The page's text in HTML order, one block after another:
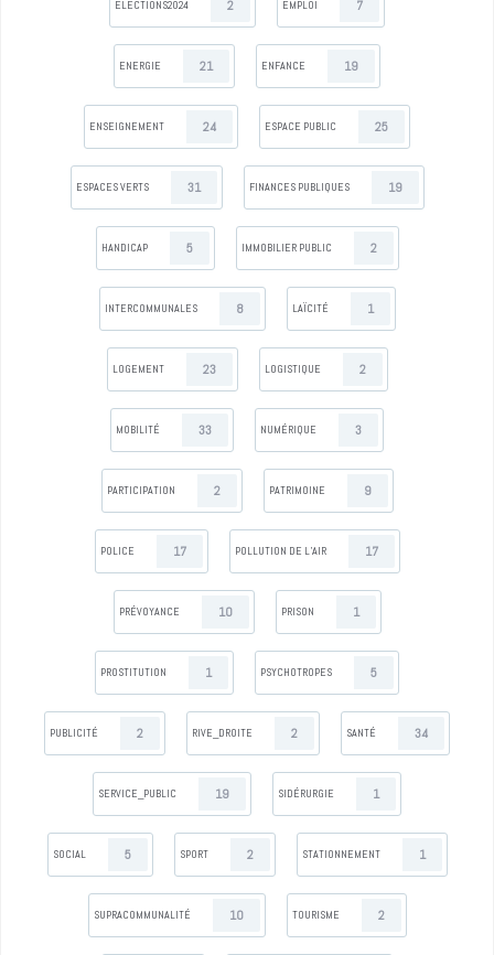
ELECTIONS2024 2 EMPLOI 7
ENERGIE 21 ENFANCE 19
ENSEIGNEMENT 24 ESPACE PUBLIC 25
ESPACES VERTS 31 FINANCES PUBLIQUES 19
HANDICAP 5 IMMOBILIER PUBLIC 2
INTERCOMMUNALES 8 LAÏCITÉ 1
LOGEMENT 23 LOGISTIQUE 2
MOBILITÉ 33 NUMÉRIQUE 3
PARTICIPATION 2 PATRIMOINE 9
POLICE 17 POLLUTION DE L’AIR 17
PRÉVOYANCE 10 PRISON 1
PROSTITUTION 1 PSYCHOTROPES 5
PUBLICITÉ 2 RIVE_DROITE 2 SANTÉ 34
SERVICE_PUBLIC 19 SIDÉRURGIE 1
SOCIAL 5 SPORT 2 STATIONNEMENT 1
SUPRACOMMUNALITÉ 10 TOURISME 2